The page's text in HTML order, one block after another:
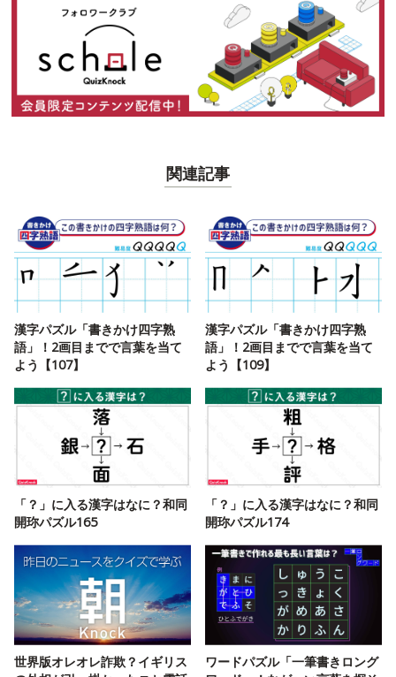
関連記事
漢字パズル「書きかけ四字熟
語」！2画目までで言葉を当て
よう【107】
漢字パズル「書きかけ四字熟
語」！2画目までで言葉を当て
よう【109】
「？」に入る漢字はなに？和同
開珎パズル165
「？」に入る漢字はなに？和同
開珎パズル174
世界版オレオレ詐欺？イギリス
ワードパズル「一筆書きロング